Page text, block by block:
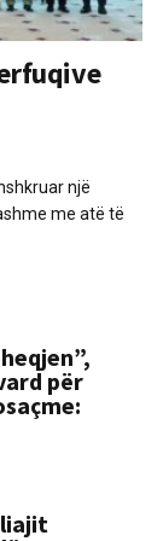
një
me atë të
për